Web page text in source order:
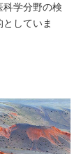
学分野の検
していま